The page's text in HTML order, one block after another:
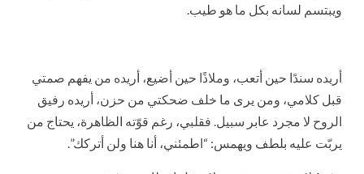
ويبتسم لسانه بكل ما هو طيب.
أريده سندًا حين أتعب، وملاذًا حين أضيع، أريده من يفهم صمتي
قبل كلامي، ومن يرى ما خلف ضحكتي من حزن، أريده رفيق
الروح لا مجرد عابر سبيل. فقلبي، رغم قوّته الظاهرة، يحتاج من
يربّت عليه بلطف ويهمس: “اطمئني، أنا هنا ولن أتركك”.